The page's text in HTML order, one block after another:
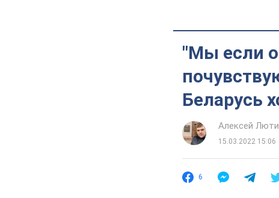
"Мы если
Беларусь
Алексей
15.03.2022 15:06
6